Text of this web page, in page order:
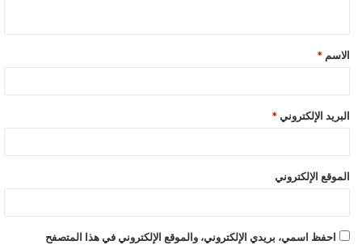
الاسم *
البريد الإلكتروني *
الموقع الإلكتروني
احفظ اسمي، بريدي الإلكتروني، والموقع الإلكتروني في هذا المتصفح